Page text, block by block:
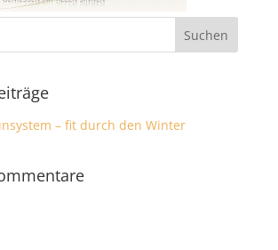
– fit durch den Winter